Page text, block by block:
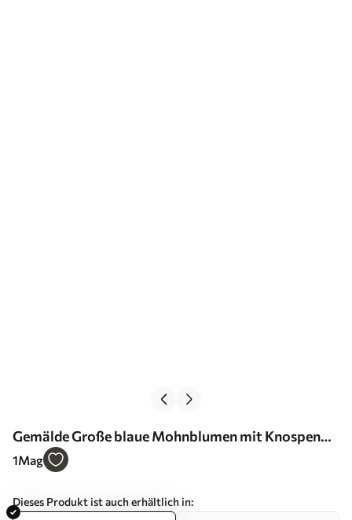
Gemälde Große blaue Mohnblumen mit Knospen
auf hellem Hintergrund Art. s45488
1Mag
Dieses Produkt ist auch erhältlich in: